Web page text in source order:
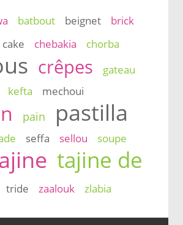
batbout beignet brick
cake chebakia chorba
crêpes
gateau
kefta mechoui
pain pastilla
seffa sellou soupe
tajine de
tride zaalouk zlabia